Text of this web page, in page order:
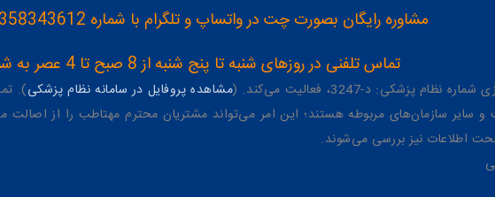
مشاوره رایگان بصورت چت در واتساپ و تلگرام با شماره 09358343612-09302007587
تماس تلفنی در روزهای شنبه تا پنج شنبه از 8 صبح تا 4 عصر به شماره 02165389693
د-3247، فعالیت می‌کند. ( مشاهده پروفایل در سامانه نظام پزشکی).
سازمان‌های مربوطه هستند؛ این امر می‌تواند مشتریان محترم مهتاطب را از اصالت
اطلاعات نیز بررسی می‌شوند.